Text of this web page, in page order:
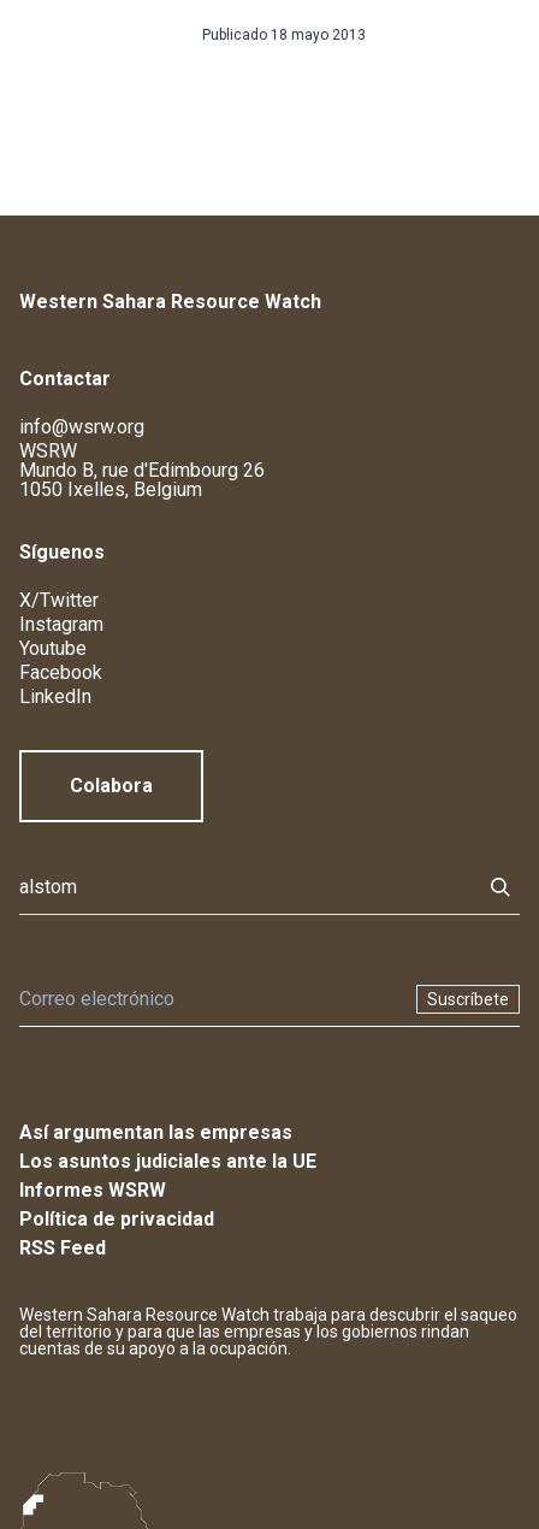
Publicado 18 mayo 2013
Western Sahara Resource Watch
Contactar
info@wsrw.org
WSRW
Mundo B, rue d'Edimbourg 26
1050 Ixelles, Belgium
Síguenos
X/Twitter
Instagram
Youtube
Facebook
LinkedIn
Colabora
Suscríbete
Así argumentan las empresas
Los asuntos judiciales ante la UE
Informes WSRW
Política de privacidad
RSS Feed
Western Sahara Resource Watch trabaja para descubrir el saqueo
del territorio y para que las empresas y los gobiernos rindan
cuentas de su apoyo a la ocupación.